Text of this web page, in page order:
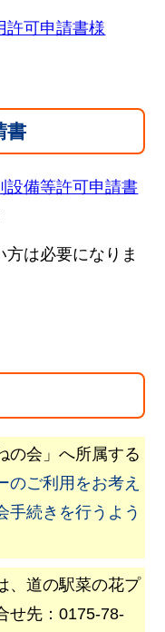
許可申請書様
書
設備等許可申請書
は必要になりま
の会」へ所属する
のご利用をお考え
手続きを行うよう
、道の駅菜の花プ
せ先：0175-78-